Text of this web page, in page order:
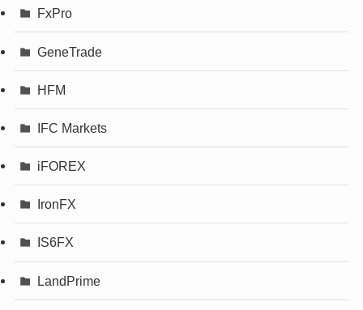
FxPro
GeneTrade
HFM
IFC Markets
iFOREX
IronFX
IS6FX
LandPrime